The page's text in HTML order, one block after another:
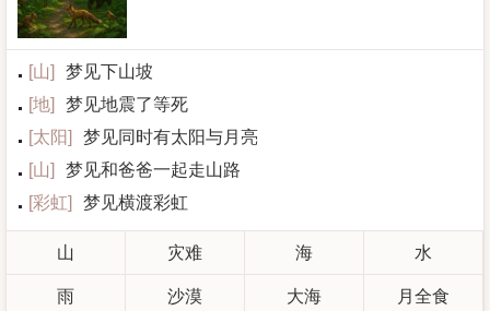
[山]
梦见下山坡
[地]
梦见地震了等死
[太阳]
梦见同时有太阳与月亮
[山]
梦见和爸爸一起走山路
[彩虹] 梦见横渡彩虹
山 灾难 海 水
雨 沙漠 大海 月全食